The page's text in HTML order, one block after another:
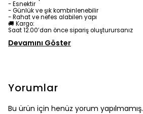
- Esnektir
- Günlük ve şık kombinlenebilir
- Rahat ve nefes alabilen yapı
🚚 Kargo:
Saat 12.00’dan önce sipariş oluşturursanız
Devamını Göster
Yorumlar
Bu ürün için henüz yorum yapılmamış.